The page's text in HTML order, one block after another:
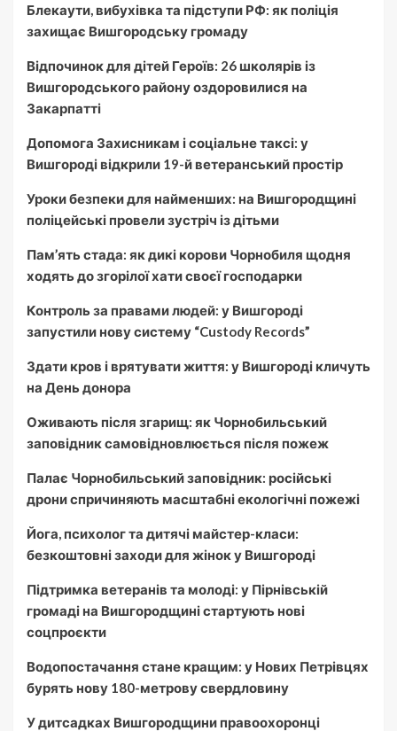
Блекаути, вибухівка та підступи РФ: як поліція
захищає Вишгородську громаду
Відпочинок для дітей Героїв: 26 школярів із
Вишгородського району оздоровилися на
Закарпатті
Допомога Захисникам і соціальне таксі: у
Вишгороді відкрили 19-й ветеранський простір
Уроки безпеки для найменших: на Вишгородщині
поліцейські провели зустріч із дітьми
Пам’ять стада: як дикі корови Чорнобиля щодня
ходять до згорілої хати своєї господарки
Контроль за правами людей: у Вишгороді
запустили нову систему “Custody Records”
Здати кров і врятувати життя: у Вишгороді кличуть
на День донора
Оживають після згарищ: як Чорнобильський
заповідник самовідновлюється після пожеж
Палає Чорнобильський заповідник: російські
дрони спричиняють масштабні екологічні пожежі
Йога, психолог та дитячі майстер-класи:
безкоштовні заходи для жінок у Вишгороді
Підтримка ветеранів та молоді: у Пірнівській
громаді на Вишгородщині стартують нові
соцпроєкти
Водопостачання стане кращим: у Нових Петрівцях
бурять нову 180-метрову свердловину
У дитсадках Вишгородщини правоохоронці